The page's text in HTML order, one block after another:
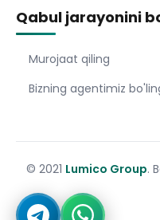
Qabul jarayonini
Murojaat qiling
Bizning agentimiz
© 2021 Lumico Group.